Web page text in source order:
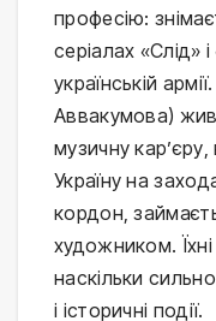
професію:
серіалах «Слід»
українській
Аввакумова)
музичну
Україну на
кордон,
художником.
наскільки
і історичні події.